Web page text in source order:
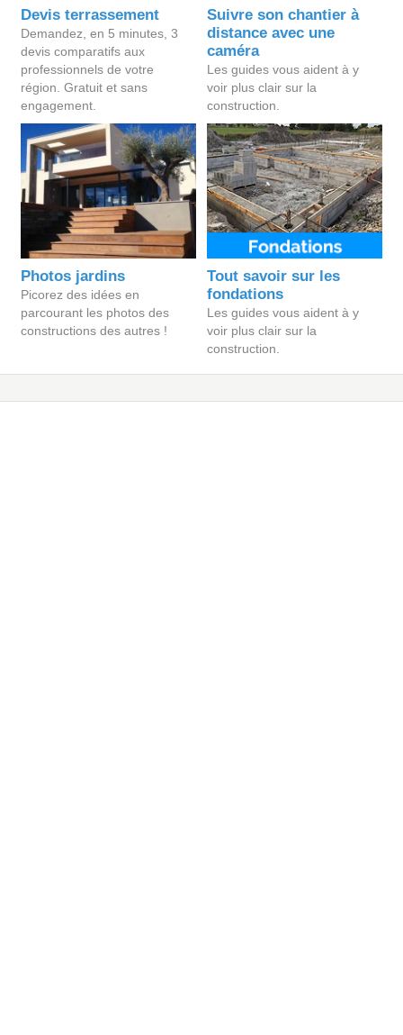
Devis terrassement
Demandez, en 5 minutes, 3
devis comparatifs aux
professionnels de votre
région. Gratuit et sans
engagement.
Suivre son chantier à
distance avec une
caméra
Les guides vous aident à y
voir plus clair sur la
construction.
Photos jardins
Picorez des idées en
parcourant les photos des
constructions des autres !
Tout savoir sur les
fondations
Les guides vous aident à y
voir plus clair sur la
construction.